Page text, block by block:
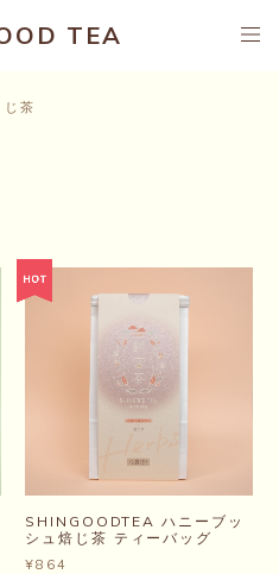
TEA
じ茶
SHINGOODTEA ハニーブッ
シュ焙じ茶 ティーバッグ
¥864